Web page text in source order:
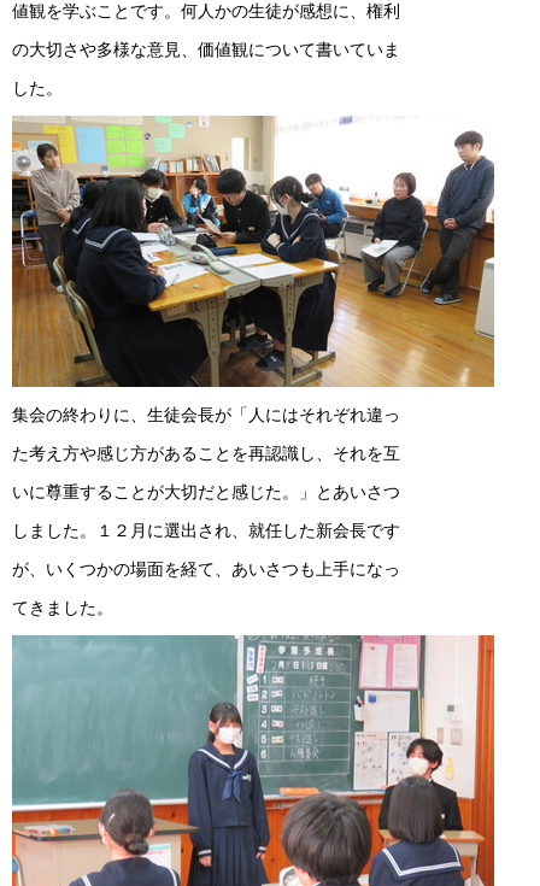
値観を学ぶことです。何人かの生徒が感想に、権利
の大切さや多様な意見、価値観について書いていま
した。
集会の終わりに、生徒会長が「人にはそれぞれ違っ
た考え方や感じ方があることを再認識し、それを互
いに尊重することが大切だと感じた。」とあいさつ
しました。１２月に選出され、就任した新会長です
が、いくつかの場面を経て、あいさつも上手になっ
てきました。